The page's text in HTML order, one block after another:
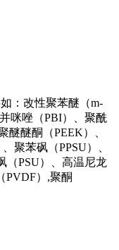
：改性聚苯醚（m-
咪唑（PBI）、聚酰
醚醚酮（PEEK）、
聚苯砜（PPSU）、
（PSU）、高温尼龙
PVDF）,聚酮